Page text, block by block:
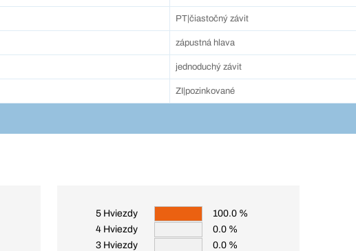
PT|čiastočný závit
zápustná hlava
jednoduchý závit
ZI|pozinkované
5 Hviezdy
100.0 %
4 Hviezdy
0.0 %
3 Hviezdy
0.0 %